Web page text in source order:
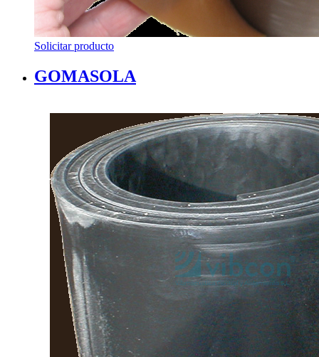
Solicitar producto
GOMASOLA